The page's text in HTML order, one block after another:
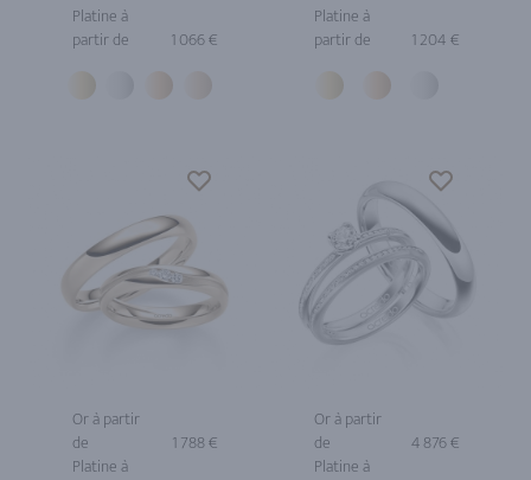
Platine à
partir de
1 066 €
Platine à
partir de
1 204 €
Or à partir
de
1 788 €
Platine à
Or à partir
de
4 876 €
Platine à